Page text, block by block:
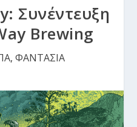
Συνέντευξη
Brewing
, ΦΑΝΤΑΣΙΑ